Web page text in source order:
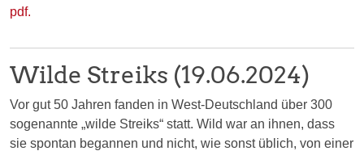
pdf.
Wilde Streiks (19.06.2024)
Vor gut 50 Jahren fanden in West-Deutschland über 300
sogenannte „wilde Streiks“ statt. Wild war an ihnen, dass
sie spontan begannen und nicht, wie sonst üblich, von einer